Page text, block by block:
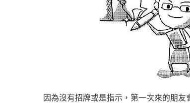
因為沒有招牌或是指示，第一次來的朋友